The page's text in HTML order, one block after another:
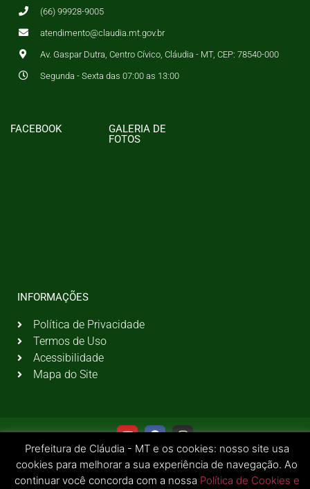
(66) 99928-9005
atendimento@claudia.mt.gov.br
Av. Gaspar Dutra, Centro Cívico, Cláudia - MT, CEP: 78540-000
Segunda - Sexta das 07:00 as 13:00
FACEBOOK
GALERIA DE
FOTOS
INFORMAÇÕES
Política de Privacidade
Termos de Uso
Acessibilidade
Mapa do Site
Prefeitura de Cláudia - MT e os cookies: nosso site usa
cookies para melhorar a sua experiência de navegação. Ao
continuar você concorda com a nossa Política de Cookies e